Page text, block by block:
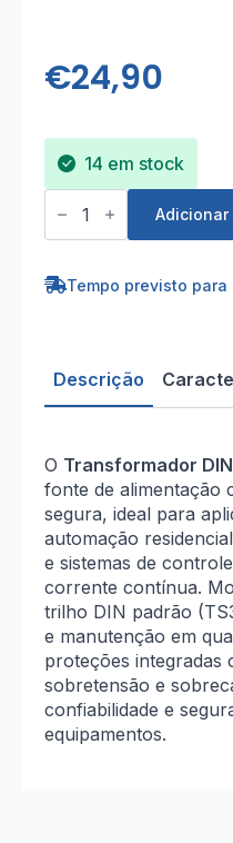
€24,90
14 em stock
Quantidade
de
Transformador
DC15V
Adicionar
Tempo previsto para
Descrição
O Transformador
fonte de alimentação
segura, ideal para
automação
e sistemas de
corrente contínua.
trilho DIN padrão
e manutenção em
proteções
sobretensão e
confiabilidade e
equipamentos.